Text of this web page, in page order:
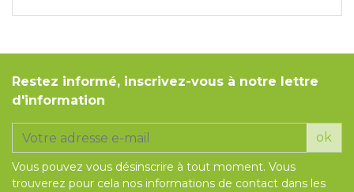
Restez informé, inscrivez-vous à notre lettre
d'information
ok
Vous pouvez vous désinscrire à tout moment. Vous
trouverez pour cela nos informations de contact dans les